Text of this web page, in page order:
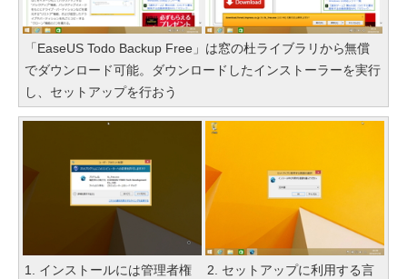
「EaseUS Todo Backup Free」は窓の杜ライブラリから無償
でダウンロード可能。ダウンロードしたインストーラーを実行
し、セットアップを行おう
1. インストールには管理者権
2. セットアップに利用する言